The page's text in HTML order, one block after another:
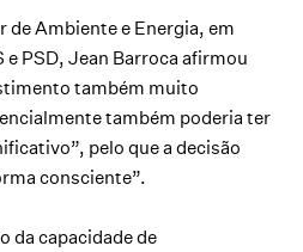
de Ambiente e Energia, em
e PSD, Jean Barroca afirmou
também muito
também poderia ter
pelo que a decisão
consciente”.
da capacidade de